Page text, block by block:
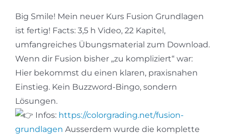
Big Smile! Mein neuer Kurs Fusion Grundlagen
ist fertig! Facts: 3,5 h Video, 22 Kapitel,
umfangreiches Übungsmaterial zum Download.
Wenn dir Fusion bisher „zu kompliziert“ war:
Hier bekommst du einen klaren, praxisnahen
Einstieg. Kein Buzzword-Bingo, sondern
Lösungen.
Infos: https://colorgrading.net/fusion-
grundlagen Ausserdem wurde die komplette